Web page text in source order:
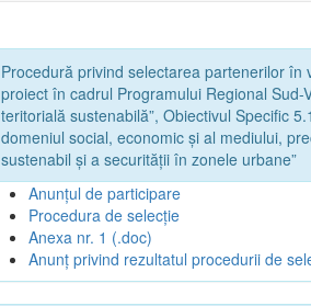
Procedură privind selectarea partenerilor
proiect în cadrul Programului Regional
teritorială sustenabilă”, Obiectivul Specific
domeniul social, economic și al mediului,
sustenabil și a securității în zonele urbane”
Anunțul de participare
Procedura de selecție
Anexa nr. 1 (.doc)
Anunț privind rezultatul procedurii de